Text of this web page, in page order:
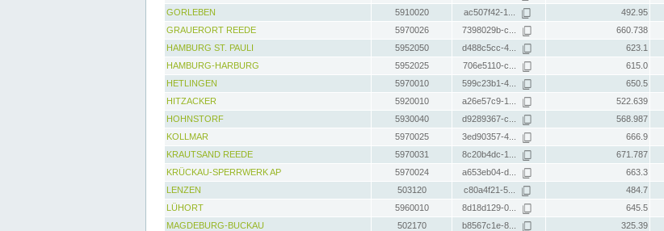
GORLEBEN
5910020 ac507f42-1... 492.95
GRAUERORT REEDE
5970026 7398029b-c... 660.738
HAMBURG ST. PAULI
5952050 d488c5cc-4... 623.1
HAMBURG-HARBURG
5952025 706e5110-c... 615.0
HETLINGEN
5970010 599c23b1-4... 650.5
HITZACKER
5920010 a26e57c9-1... 522.639
HOHNSTORF
5930040 d9289367-c... 568.987
KOLLMAR
5970025 3ed90357-4... 666.9
KRAUTSAND REEDE
5970031 8c20b4dc-1... 671.787
KRÜCKAU-SPERRWERK AP
5970024 a653eb04-d... 663.3
LENZEN
503120 c80a4f21-5... 484.7
LÜHORT
5960010 8d18d129-0... 645.5
MAGDEBURG-BUCKAU
502170 b8567c1e-8... 325.39